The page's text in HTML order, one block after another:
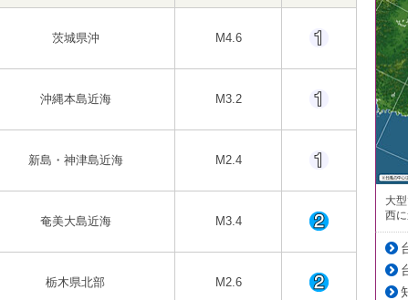
茨城県沖 M4.6
沖縄本島近海 M3.2
新島・神津島近海 M2.4
奄美大島近海 M3.4
栃木県北部 M2.6
大
西